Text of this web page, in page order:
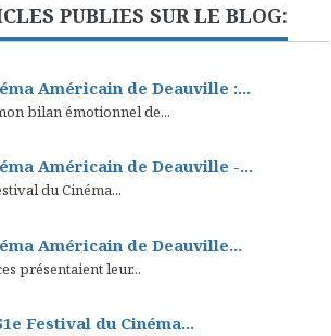
PUBLIES SUR LE BLOG:
Américain de Deauville :...
bilan émotionnel de...
Américain de Deauville -...
du Cinéma...
Américain de Deauville...
présentaient leur...
Festival du Cinéma...